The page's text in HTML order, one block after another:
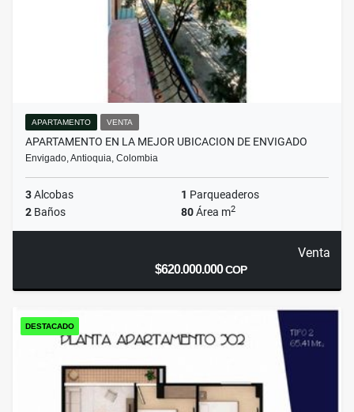
APARTAMENTO VENTA
APARTAMENTO EN LA MEJOR UBICACION DE ENVIGADO
Envigado, Antioquia, Colombia
3Alcobas 1 Parqueaderos
2 Baños 80Área m2
Venta
$620.000.000COP
DESTACADO